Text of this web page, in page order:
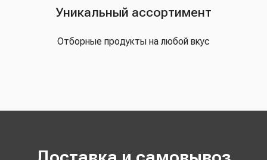
Уникальный ассортимент
Отборные продукты на любой вкус